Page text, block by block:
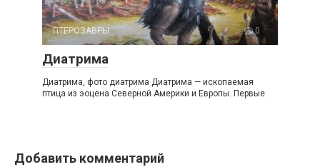
ПТЕРОЗАВРЫ 0
Диатрима
Диатрима, фото диатрима Диатрима — ископаемая
птица из эоцена Северной Америки и Европы. Первые
Добавить комментарий